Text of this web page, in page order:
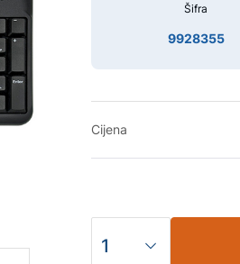
Šifra
9928355
Cijena